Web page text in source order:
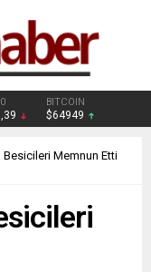
BITCOIN
$64949
Besicileri Memnun Etti